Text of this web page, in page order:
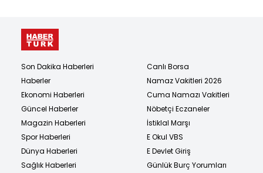
Son Dakika Haberleri
Haberler
Ekonomi Haberleri
Güncel Haberler
Magazin Haberleri
Spor Haberleri
Dünya Haberleri
Sağlık Haberleri
Canlı Borsa
Namaz Vakitleri 2026
Cuma Namazı Vakitleri
Nöbetçi Eczaneler
İstiklal Marşı
E Okul VBS
E Devlet Giriş
Günlük Burç Yorumları